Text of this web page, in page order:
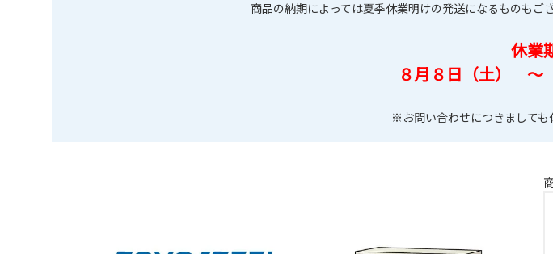
商品の納期によっては夏季休業明けの発送になるものもご
休業
８月８日（土） ～
※お問い合わせにつきましても